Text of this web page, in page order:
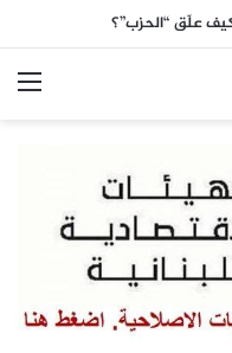
علّق “الحزب”؟